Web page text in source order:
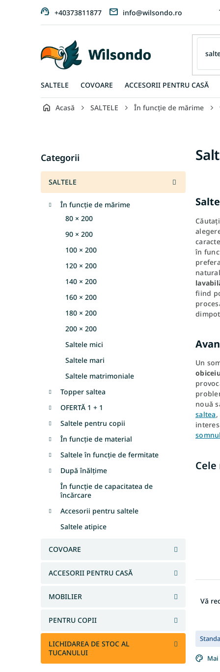
+40373811877 info@wilsondo.ro
SALTELE COVOARE ACCESORII PENTRU CASĂ
Acasă SALTELE În funcție de mărime
ă
l
a
peste
Categorii
SALTELE
În funcție de mărime
80 × 200
90 × 200
100 × 200
120 × 200
140 × 200
160 × 200
180 × 200
200 × 200
Saltele mici
Saltele mari
Saltele matrimoniale
Topper saltea
OFERTĂ 1 + 1
Saltele pentru copii
În funcție de material
Saltele în funcție de fermitate
După înălțime
În funcție de capacitatea de
încărcare
Accesorii pentru saltele
Saltele atipice
COVOARE
ACCESORII PENTRU CASĂ
MOBILIER
PENTRU COPII
LICHIDAREA DE STOC AL
TUCANULUI
în
fiind
Un
nouă
saltea
e
c
a
r
Vă
L
s
t